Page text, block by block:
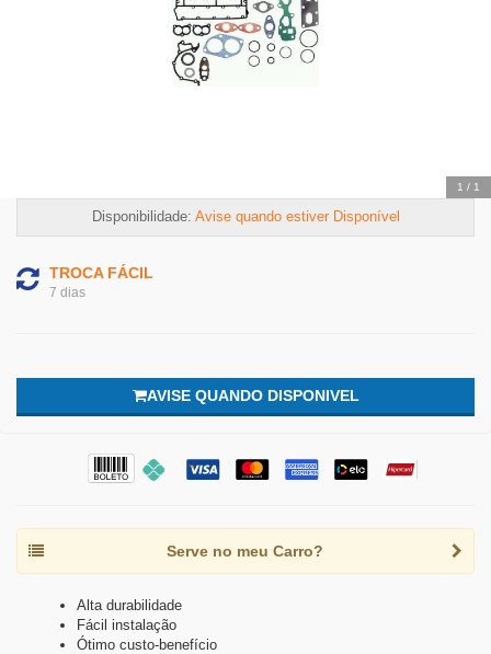
1 / 1
Disponibilidade: Avise quando estiver Disponível
TROCA FÁCIL
7 dias
AVISE QUANDO DISPONIVEL
Serve no meu Carro?
Alta durabilidade
Fácil instalação
Ótimo custo-benefício